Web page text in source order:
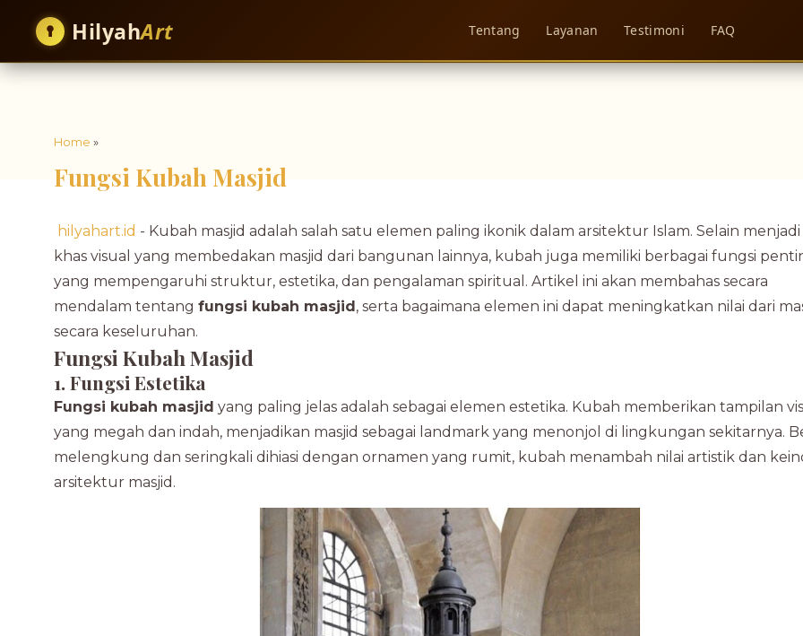
HilyahArt Tentang Layanan Testimoni FAQ
Home »
Fungsi Kubah Masjid
hilyahart.id - Kubah masjid adalah salah satu elemen paling ikonik dalam arsitektur Islam. Selain menjadi
khas visual yang membedakan masjid dari bangunan lainnya, kubah juga memiliki berbagai fungsi
yang mempengaruhi struktur, estetika, dan pengalaman spiritual. Artikel ini akan membahas secara
mendalam tentang fungsi kubah masjid, serta bagaimana elemen ini dapat meningkatkan nilai dari
secara keseluruhan.
Fungsi Kubah Masjid
1. Fungsi Estetika
Fungsi kubah masjid yang paling jelas adalah sebagai elemen estetika. Kubah memberikan tampilan
yang megah dan indah, menjadikan masjid sebagai landmark yang menonjol di lingkungan sekitarnya.
melengkung dan seringkali dihiasi dengan ornamen yang rumit, kubah menambah nilai artistik dan
arsitektur masjid.